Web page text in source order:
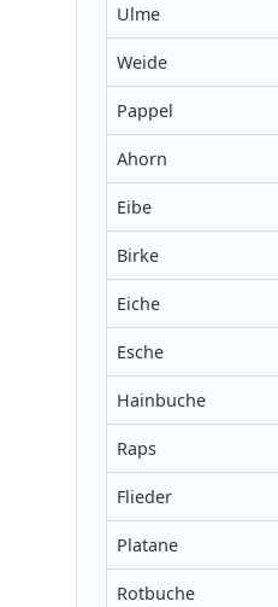
Ulme
Weide
Pappel
Ahorn
Eibe
Birke
Eiche
Esche
Hainbuche
Raps
Flieder
Platane
Rotbuche